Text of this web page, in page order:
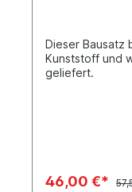
Dieser Bausatz
Kunststoff und
geliefert.
46,00 €*